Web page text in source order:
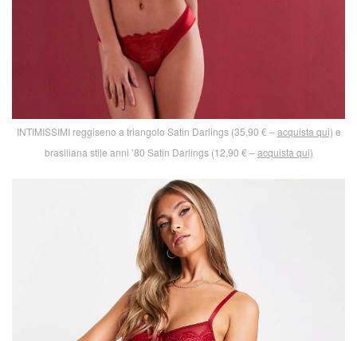
INTIMISSIMI reggiseno a triangolo Satin Darlings (35,90 € –acquista qui) e
brasiliana stile anni ’80 Satin Darlings (12,90 € –acquista qui)